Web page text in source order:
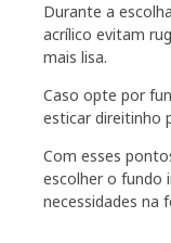
Durante a
acrílico evitam
mais lisa.
Caso opte por
esticar direitinho
Com esses
escolher o fundo
necessidades na